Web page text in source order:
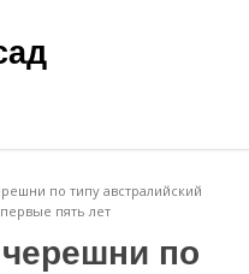
по типу австралийский
пять лет
по